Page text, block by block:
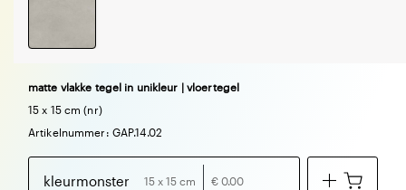
matte vlakke tegel in unikleur | vloertegel
15 x 15 cm (nr)
Artikelnummer: GAP.14.02
kleurmonster 15 x 15 cm € 0.00